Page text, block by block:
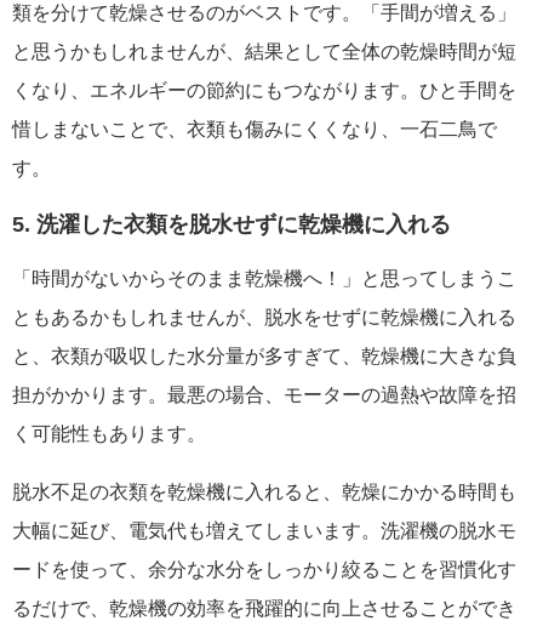
類を分けて乾燥させるのがベストです。「手間が増える」
と思うかもしれませんが、結果として全体の乾燥時間が短
くなり、エネルギーの節約にもつながります。ひと手間を
惜しまないことで、衣類も傷みにくくなり、一石二鳥で
す。
5. 洗濯した衣類を脱水せずに乾燥機に入れる
「時間がないからそのまま乾燥機へ！」と思ってしまうこ
ともあるかもしれませんが、脱水をせずに乾燥機に入れる
と、衣類が吸収した水分量が多すぎて、乾燥機に大きな負
担がかかります。最悪の場合、モーターの過熱や故障を招
く可能性もあります。
脱水不足の衣類を乾燥機に入れると、乾燥にかかる時間も
大幅に延び、電気代も増えてしまいます。洗濯機の脱水モ
ードを使って、余分な水分をしっかり絞ることを習慣化す
るだけで、乾燥機の効率を飛躍的に向上させることができ